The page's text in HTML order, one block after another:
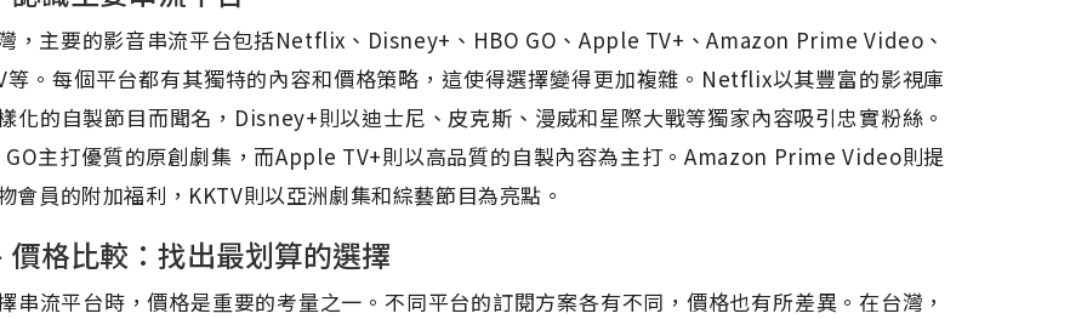
，主要的影音串流平台包括Netflix、Disney+、HBO GO、Apple TV+、Amazon Prime Video、
等。每個平台都有其獨特的內容和價格策略，這使得選擇變得更加複雜。Netflix以其豐富的影視庫
化的自製節目而聞名，Disney+則以迪士尼、皮克斯、漫威和星際大戰等獨家內容吸引忠實粉絲。
GO主打優質的原創劇集，而Apple TV+則以高品質的自製內容為主打。Amazon Prime Video則提
會員的附加福利，KKTV則以亞洲劇集和綜藝節目為亮點。
價格比較：找出最划算的選擇
串流平台時，價格是重要的考量之一。不同平台的訂閱方案各有不同，價格也有所差異。在台灣，